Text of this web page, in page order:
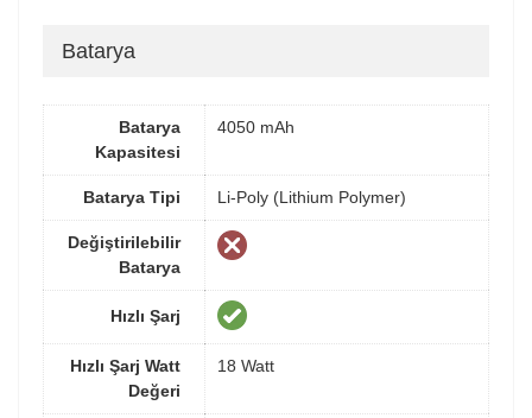
Batarya
Batarya
Kapasitesi
4050 mAh
Batarya Tipi Li-Poly (Lithium Polymer)
Değiştirilebilir
Batarya
Hızlı Şarj
Hızlı Şarj Watt
Değeri
18 Watt